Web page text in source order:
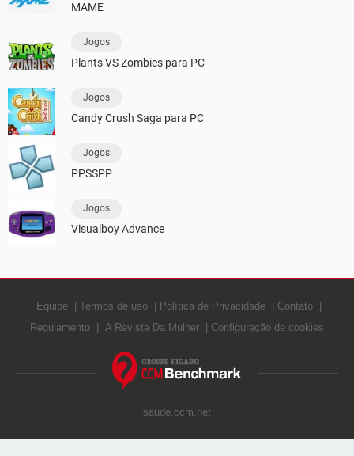
MAME
Jogos
Plants VS Zombies para PC
Jogos
Candy Crush Saga para PC
Jogos
PPSSPP
Jogos
Visualboy Advance
Equipe Termos de uso Política de Privacidade
Contato
Regulamento
A Revista Da Mulher Configuração de cookies
saude.ccm.net